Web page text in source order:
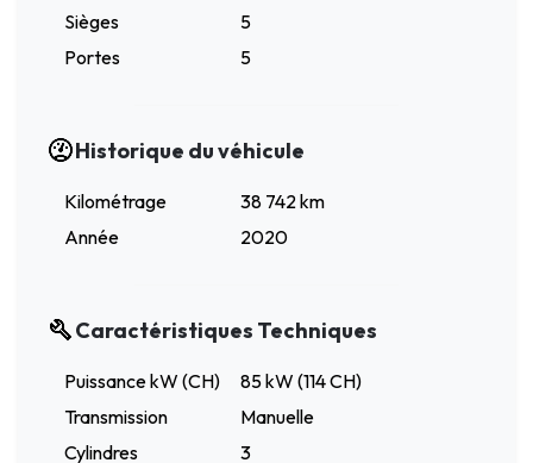
Sièges
5
Portes
5
Historique du véhicule
Kilométrage
38 742 km
Année
2020
Caractéristiques Techniques
Puissance kW (CH)
85 kW (114 CH)
Transmission
Manuelle
Cylindres
3